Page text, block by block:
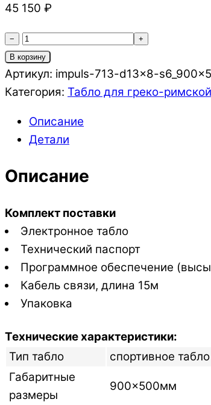
45 150 ₽
−
Количество
товара
Импульс-713-
D13x8-
+
В корзину
Артикул: impuls-713-d13x8-
Категория: Табло для греко-
Описание
Детали
Описание
Комплект поставки
Электронное табло
Технический паспорт
Программное обеспечение
Кабель связи, длина 15м
Упаковка
Технические характеристики:
Тип табло
спортивное
Габаритные
размеры
900×500мм